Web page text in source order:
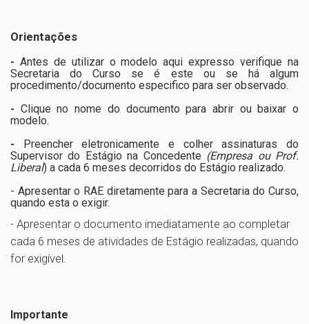
Orientações
- Antes de utilizar o modelo aqui expresso verifique na
Secretaria do Curso se é este ou se há algum
procedimento/documento especifico para ser observado.
- Clique no nome do documento para abrir ou baixar o
modelo.
-
Preencher eletronicamente e colher assinaturas do
Supervisor do Estágio na Concedente (Empresa ou Prof.
Liberal) a cada 6 meses decorridos do Estágio realizado.
- Apresentar o RAE diretamente para a Secretaria do Curso,
quando esta o exigir.
- Apresentar o documento imediatamente ao completar
cada 6 meses de atividades de Estágio realizadas, quando
for exigível.
Importante